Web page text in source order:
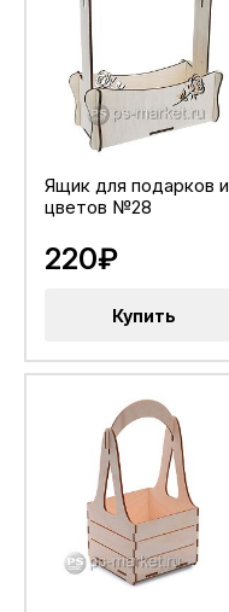
Ящик для подарков и
цветов №28
220₽
Купить